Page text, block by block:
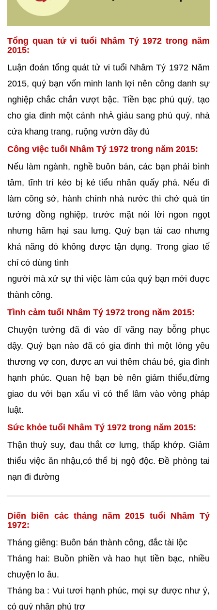
Tổng quan tử vi tuổi Nhâm Tý 1972 trong năm
2015:
Luận đoán tổng quát tử vi tuổi Nhâm Tý 1972 Năm
2015, quý bạn vốn minh lanh lợi nên công danh sự
nghiệp chắc chắn vượt bậc. Tiền bạc phú quý, tạo
cho gia đinh một cảnh nhÀ giảu sang phú quý, nhà
cửa khang trang, ruộng vườn đầy đù
Công việc tuổi Nhâm Tý 1972 trong năm 2015:
Nếu làm ngành, nghề buôn bán, các bạn phải bình
tâm, tĩnh trí kẻo bị kẻ tiểu nhân quấy phá. Nếu đi
làm công sở, hành chính nhà nước thì chớ quá tin
tưởng đồng nghiệp, trước mặt nói lời ngon ngọt
nhưng hãm hại sau lưng. Quý bạn tài cao nhưng
khả năng đó không được tận dụng. Trong giao tế
chỉ có dùng tình
người mà xử sự thì việc làm của quý bạn mới đuợc
thành công.
Tình cảm tuổi Nhâm Tý 1972 trong năm 2015:
Chuyện tưởng đã đi vào dĩ vãng nay bỗng phục
dậy. Quý bạn nào đã có gia đinh thì một lòng yêu
thương vợ con, được an vui thêm cháu bé, gia đình
hạnh phúc. Quan hệ bạn bè nên giảm thiểu,đừng
giao du với bạn xấu vì có thể lâm vào vòng pháp
luật.
Sức khỏe tuổi Nhâm Tý 1972 trong năm 2015:
Thận thuỳ suy, đau thắt cơ lưng, thấp khớp. Giảm
thiểu việc ăn nhậu,có thể bị ngộ độc. Đề phòng tai
nạn đi đường
Diến biến các tháng năm 2015 tuổi Nhâm Tý
1972:
Tháng giêng: Buôn bán thành công, đắc tài lộc
Tháng hai: Buồn phiền và hao hụt tiền bạc, nhiều
chuyện lo âu.
Tháng ba : Vui tươi hạnh phúc, mọi sự được như ý,
có quý nhân phù trợ